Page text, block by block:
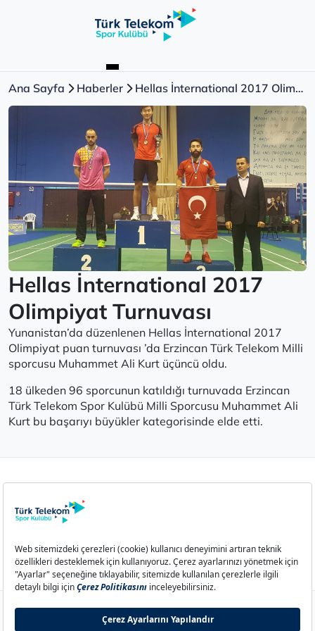
Ana Sayfa Haberler Hellas İnternational 2017 Olimpiyat Turnuvası
Hellas İnternational 2017
Olimpiyat Turnuvası
Yunanistan’da düzenlenen Hellas İnternational 2017
Olimpiyat puan turnuvası ’da Erzincan Türk Telekom Milli
sporcusu Muhammet Ali Kurt üçüncü oldu.
18 ülkeden 96 sporcunun katıldığı turnuvada Erzincan
Türk Telekom Spor Kulübü Milli Sporcusu Muhammet Ali
Kurt bu başarıyı büyükler kategorisinde elde etti.
İletişim
© 2026 Türk Telekom Spor Kulübü